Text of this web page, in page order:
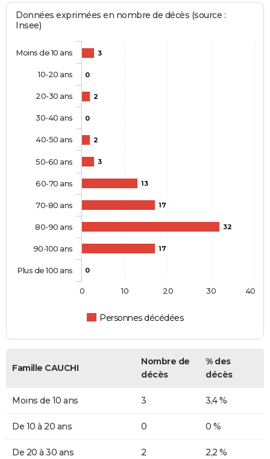
Données exprimées en nombre de décès (source :
Insee)
3
0
2
0
2
3
13
17
32
17
0
Personnes décédées
Moins de 10 ans
10-20 ans
20-30 ans
30-40 ans
40-50 ans
50-60 ans
60-70 ans
70-80 ans
80-90 ans
90-100 ans
Plus de 100 ans
0 10 20 30 40
Famille CAUCHI
Nombre de
décès
% des
décès
Moins de 10 ans 3 3,4 %
De 10 à 20 ans 0 0 %
De 20 à 30 ans 2 2,2 %